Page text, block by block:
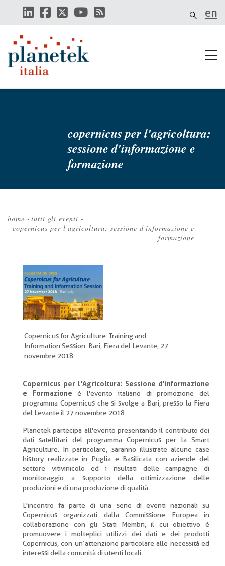
contenuto
en
copernicus per l'agricoltura:
sessione d'informazione e
formazione
Briciole
home - tutti gli eventi -
copernicus per l'agricoltura: sessione d'informazione e
formazione
Copernicus for Agriculture: Training and
Information Session. Bari, Fiera del Levante, 27
novembre 2018.
Copernicus per l'Agricoltura: Sessione d'informazione
e Formazione è l'evento italiano di promozione del
programma Copernicus che si svolge a Bari, presso la Fiera
del Levante il 27 novembre 2018.
Planetek partecipa all'evento presentando il contributo dei
dati satellitari del programma Copernicus per la Smart
Agriculture. In particolare, saranno illustrate alcune case
history realizzate in Puglia e Basilicata con aziende del
settore vitivinicolo ed i risultati delle campagne di
monitoraggio a supporto della ottimizzazione delle
produzioni e di una produzione di qualità.
L'incontro fa parte di una serie di eventi nazionali su
Copernicus organizzati dalla Commissione Europea in
collaborazione con gli Stati Membri, il cui obiettivo è
promuovere i molteplici utilizzi dei dati e dei prodotti
Copernicus, con un’attenzione particolare alle necessità ed
interessi della comunità di utenti locali.